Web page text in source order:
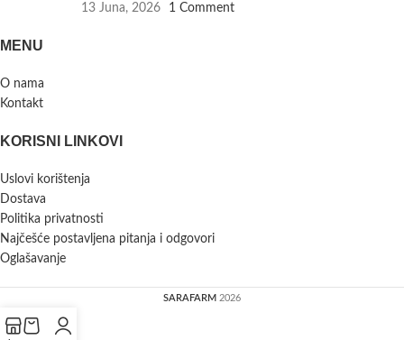
13 Juna, 2026 1 Comment
MENU
O nama
Kontakt
KORISNI LINKOVI
Uslovi korištenja
Dostava
Politika privatnosti
Najčešće postavljena pitanja i odgovori
Oglašavanje
SARAFARM 2026